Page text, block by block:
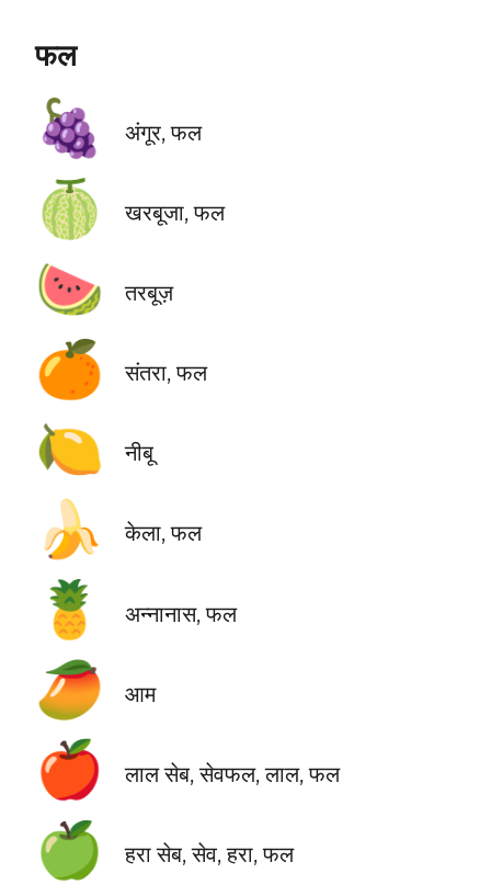
फल
🍇 अंगूर, फल
🍈 खरबूजा, फल
🍉 तरबूज़
🍊 संतरा, फल
🍋 नीबू
🍌 केला, फल
🍍 अन्नानास, फल
🥭 आम
🍎 लाल सेब, सेवफल, लाल, फल
🍏 हरा सेब, सेव, हरा, फल